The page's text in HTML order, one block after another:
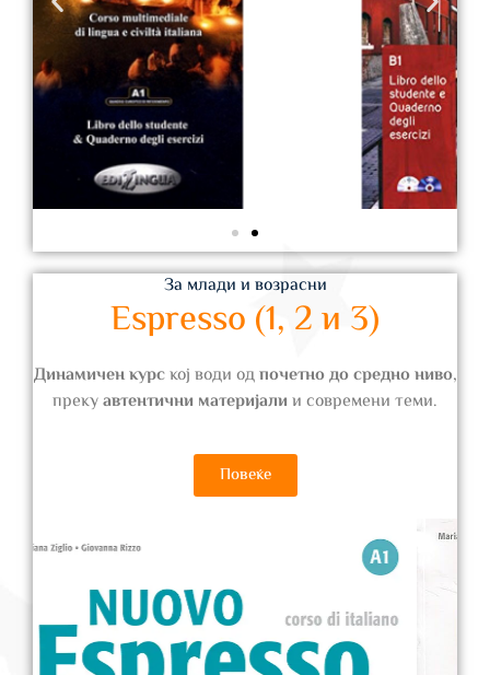
За млади и возрасни
Espresso (1, 2 и 3)
Динамичен курској води одпочетно до средно ниво,
прекуавтентични материјали и современи теми.
Повеќе